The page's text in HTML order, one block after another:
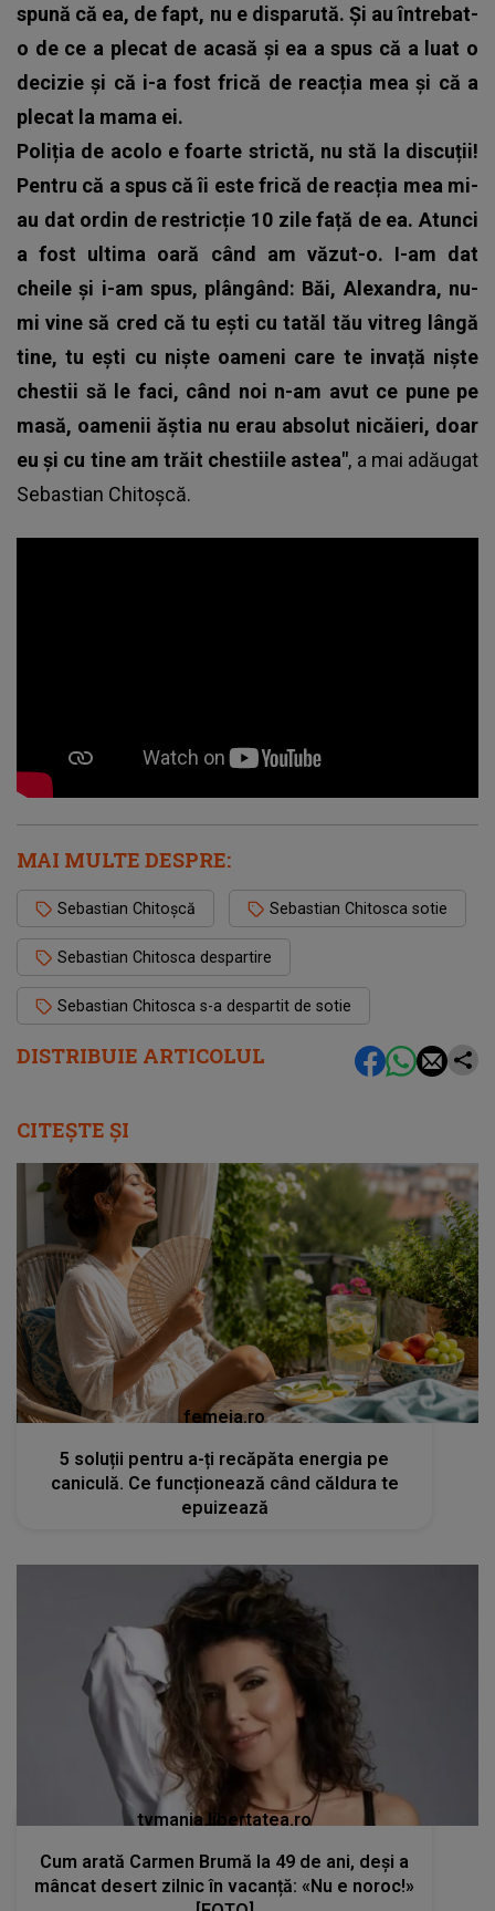
DISTRIBUIE ARTICOLUL
spună că ea, de fapt, nu e disparută. Și au întrebat-
o de ce a plecat de acasă și ea a spus că a luat o
decizie și că i-a fost frică de reacția mea și că a
plecat la mama ei.
Poliția de acolo e foarte strictă, nu stă la discuții!
Pentru că a spus că îi este frică de reacția mea mi-
au dat ordin de restricție 10 zile față de ea. Atunci
a fost ultima oară când am văzut-o. I-am dat
cheile și i-am spus, plângând: Băi, Alexandra, nu-
mi vine să cred că tu ești cu tatăl tău vitreg lângă
tine, tu ești cu niște oameni care te invață niște
chestii să le faci, când noi n-am avut ce pune pe
masă, oamenii ăștia nu erau absolut nicăieri, doar
eu și cu tine am trăit chestiile astea", a mai adăugat
Sebastian Chitoșcă.
MAI MULTE DESPRE:
Sebastian Chitoșcă Sebastian Chitosca sotie
Sebastian Chitosca despartire
Sebastian Chitosca s-a despartit de sotie
CITEȘTE ȘI
femeia.ro
5 soluții pentru a-ți recăpăta energia pe
caniculă. Ce funcționează când căldura te
epuizează
tvmania.libertatea.ro
Cum arată Carmen Brumă la 49 de ani, deși a
mâncat desert zilnic în vacanță: «Nu e noroc!»